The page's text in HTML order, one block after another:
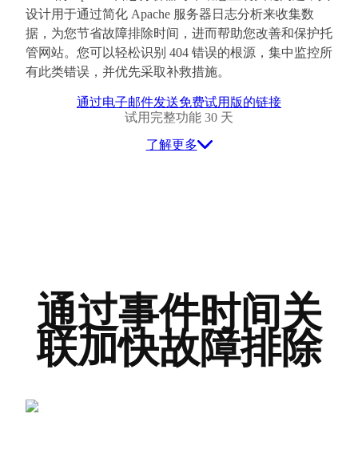
设计用于通过简化 Apache 服务器日志分析来收集数
据，为您节省故障排除时间，进而帮助您改善和保护托
管网站。您可以轻松识别 404 错误的根源，集中监控所
有此类错误，并优先采取补救措施。
通过电子邮件发送免费试用版的链接
试用完整功能 30 天
了解更多
通过事件时间关
联加快故障排除